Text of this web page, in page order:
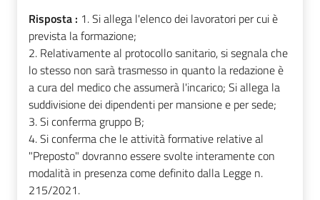
Risposta : 1. Si allega l'elenco dei lavoratori per cui è
prevista la formazione;
2. Relativamente al protocollo sanitario, si segnala che
lo stesso non sarà trasmesso in quanto la redazione è
a cura del medico che assumerà l'incarico; Si allega la
suddivisione dei dipendenti per mansione e per sede;
3. Si conferma gruppo B;
4. Si conferma che le attività formative relative al
"Preposto" dovranno essere svolte interamente con
modalità in presenza come definito dalla Legge n.
215/2021.